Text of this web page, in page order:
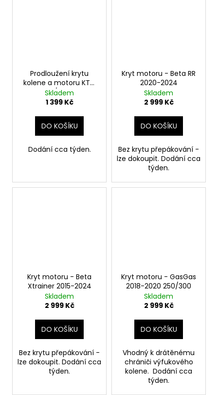
Prodloužení krytu
kolene a motoru KTM
EXC 250/300 2020-
2024
Skladem
1 399 Kč
DO KOŠÍKU
Dodání cca týden.
Kryt motoru - Beta RR
2020-2024
Skladem
2 999 Kč
DO KOŠÍKU
Bez krytu přepákování -
lze dokoupit. Dodání cca
týden.
Kryt motoru - Beta
Xtrainer 2015-2024
Skladem
2 999 Kč
DO KOŠÍKU
Bez krytu přepákování -
lze dokoupit. Dodání cca
týden.
Kryt motoru - GasGas
2018-2020 250/300
Skladem
2 999 Kč
DO KOŠÍKU
Vhodný k drátěnému
chrániči výfukového
kolene. Dodání cca
týden.